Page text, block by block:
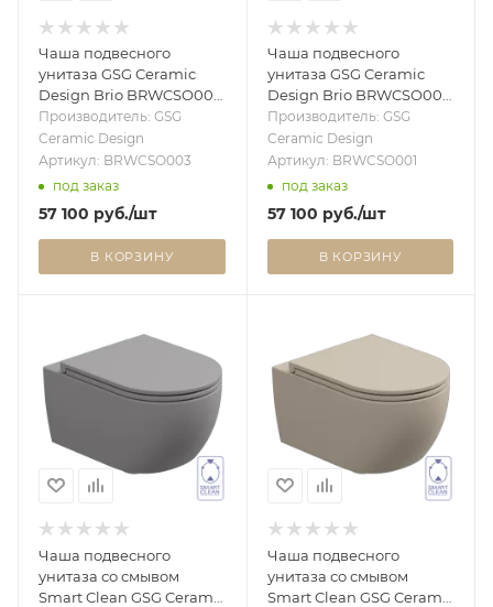
Чаша подвесного
унитаза GSG Ceramic
Design Brio BRWCSO003,
черный матовый
BRWCSO003
Производитель: GSG
Ceramic Design
Артикул: BRWCSO003
под заказ
57 100 руб./шт
В КОРЗИНУ
Чаша подвесного
унитаза GSG Ceramic
Design Brio BRWCSO001,
белый матовый
BRWCSO001
Производитель: GSG
Ceramic Design
Артикул: BRWCSO001
под заказ
57 100 руб./шт
В КОРЗИНУ
Чаша подвесного
унитаза со смывом
Smart Clean GSG Ceramic
Чаша подвесного
унитаза со смывом
Smart Clean GSG Ceramic